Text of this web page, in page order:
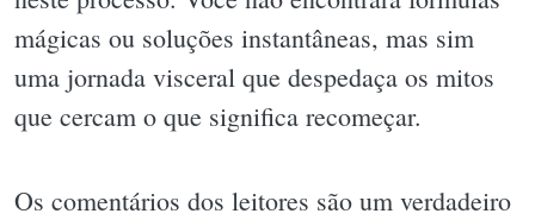
mágicas ou soluções instantâneas, mas sim
uma jornada visceral que despedaça os mitos
que cercam o que significa recomeçar.
Os comentários dos leitores são um verdadeiro